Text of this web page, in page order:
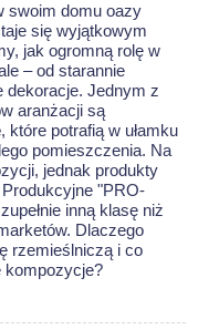
swoim domu oazy
się wyjątkowym
jak ogromną rolę w
– od starannie
dekoracje. Jednym z
aranżacji są
, które potrafią w ułamku
pomieszczenia. Na
jednak produkty
"PRO-
inną klasę niż
Dlaczego
rzemieślniczą i co
kompozycje?